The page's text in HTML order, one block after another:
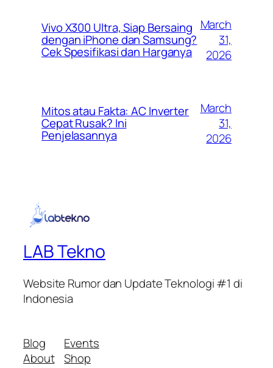
Vivo X300 Ultra, Siap Bersaing
dengan iPhone dan Samsung?
Cek Spesifikasi dan Harganya
March
31,
2026
Mitos atau Fakta: AC Inverter
Cepat Rusak? Ini
Penjelasannya
March
31,
2026
LAB Tekno
Website Rumor dan Update Teknologi #1 di
Indonesia
Blog
About
Events
Shop